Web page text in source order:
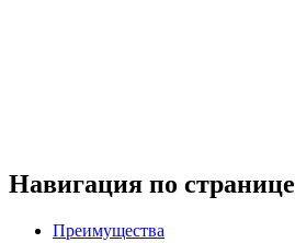
Навигация по странице
Преимущества